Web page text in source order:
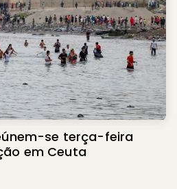
se terça-feira
em Ceuta